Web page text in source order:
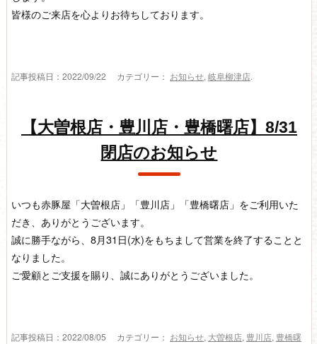
皆様のご来店を心よりお待ちしております。
記事投稿日：2022/09/22 カテゴリー： お知らせ, 岐阜柳津店.
【大曽根店・豊川店・豊橋曙店】8/31
閉店のお知らせ
いつも赤豚屋「大曽根店」「豊川店」「豊橋曙店」をご利用いた
だき、ありがとうございます。
誠に勝手ながら、8月31日(水)をもちまして営業を終了することと
なりました。
ご愛顧とご支援を賜り、誠にありがとうございました。
記事投稿日：2022/08/05 カテゴリー： お知らせ, 大曽根店, 豊川店, 豊橋曙